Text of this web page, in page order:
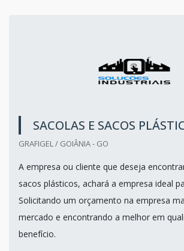
SACOLAS E SACOS
GRAFIGEL / GOIÂNIA - GO
A empresa ou cliente que deseja
sacos plásticos, achará a empresa ideal
Solicitando um orçamento na empresa
mercado e encontrando a melhor em
benefício.